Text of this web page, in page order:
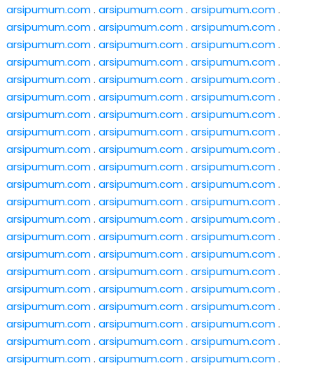
arsipumum.com. arsipumum.com. arsipumum.com.
arsipumum.com. arsipumum.com. arsipumum.com.
arsipumum.com. arsipumum.com. arsipumum.com.
arsipumum.com. arsipumum.com. arsipumum.com.
arsipumum.com. arsipumum.com. arsipumum.com.
arsipumum.com. arsipumum.com. arsipumum.com.
arsipumum.com. arsipumum.com. arsipumum.com.
arsipumum.com. arsipumum.com. arsipumum.com.
arsipumum.com. arsipumum.com. arsipumum.com.
arsipumum.com. arsipumum.com. arsipumum.com.
arsipumum.com. arsipumum.com. arsipumum.com.
arsipumum.com. arsipumum.com. arsipumum.com.
arsipumum.com. arsipumum.com. arsipumum.com.
arsipumum.com. arsipumum.com. arsipumum.com.
arsipumum.com. arsipumum.com. arsipumum.com.
arsipumum.com. arsipumum.com. arsipumum.com.
arsipumum.com. arsipumum.com. arsipumum.com.
arsipumum.com. arsipumum.com. arsipumum.com.
arsipumum.com. arsipumum.com. arsipumum.com.
arsipumum.com. arsipumum.com. arsipumum.com.
arsipumum.com. arsipumum.com. arsipumum.com.